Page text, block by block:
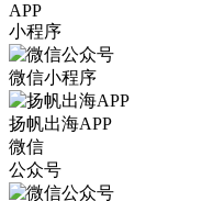
APP
小程序
微信小程序
扬帆出海APP
微信
公众号